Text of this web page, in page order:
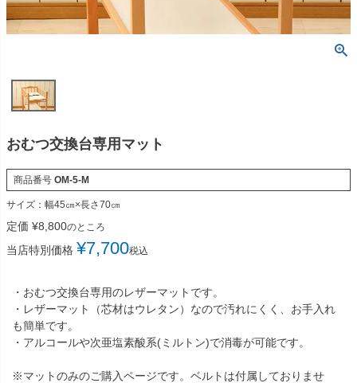
おむつ交換台専用マット
商品番号 OM-5-M
サイズ：幅45㎝×長さ70㎝
定価 ¥8,800のところ
当店特別価格 ¥7,700税込
・おむつ交換台専用のレザーマットです。
・レザーマット（芯材はウレタン）なので汚れにくく、お手入れ
も簡単です。
・アルコールや次亜塩素酸系(ミルトン)で消毒が可能です。
※マットのみのご購入ページです。ベルトは付属しておりませ